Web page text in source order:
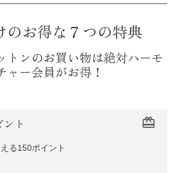
のお得な７つの特典
トンのお買い物は絶対ハーモ
ャー会員がお得！
ト redeem
る150ポイント